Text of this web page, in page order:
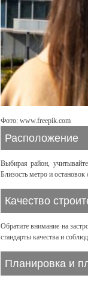
Фото: www.freepik.com
Расположение
Выбирая район,
Близость метро и
Качество
Обратите внимание на
стандарты качества и
Планировка и